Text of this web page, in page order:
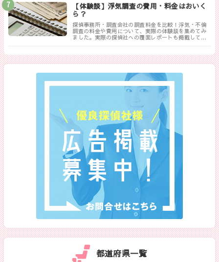
【体験談】浮気調査の費用・料金はおいく
ら？
探偵事務所・調査会社の調査料金を比較！浮気・不倫
調査の料金や費用について、実際の体験談を集めてみ
ました。実際の探偵社への覆面レポートも掲載してい
都道府県一覧